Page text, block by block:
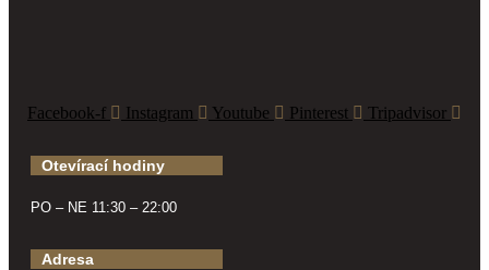
Facebook-f Instagram Youtube Pinterest Tripadvisor
Otevírací hodiny
PO – NE 11:30 – 22:00
Adresa